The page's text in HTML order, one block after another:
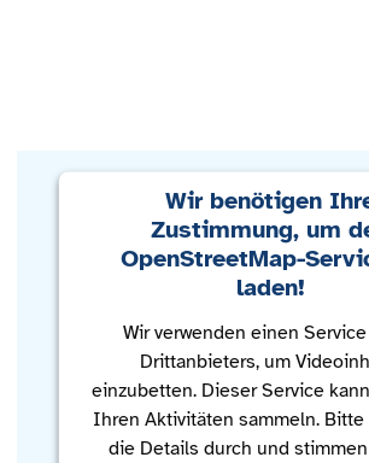
Wir benötigen
Zustimmung, um
OpenStreetMap-
laden!
Wir verwenden einen
Drittanbieters, um
einzubetten. Dieser Service
Ihren Aktivitäten sammeln.
die Details durch und